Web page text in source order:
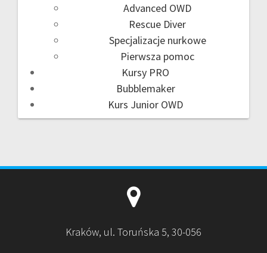
Advanced OWD
Rescue Diver
Specjalizacje nurkowe
Pierwsza pomoc
Kursy PRO
Bubblemaker
Kurs Junior OWD
Kraków, ul. Toruńska 5, 30-056